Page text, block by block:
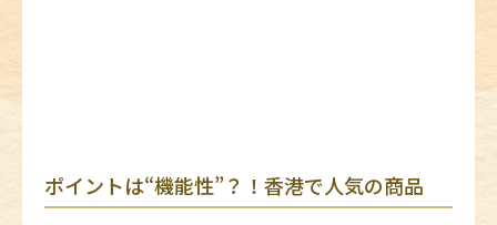
ポイントは“機能性”？！香港で人気の商品